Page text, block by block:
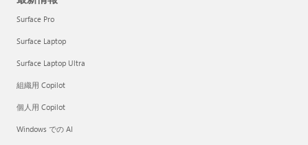
Surface Pro
Surface Laptop
Surface Laptop Ultra
組織用 Copilot
個人用 Copilot
Windows での AI